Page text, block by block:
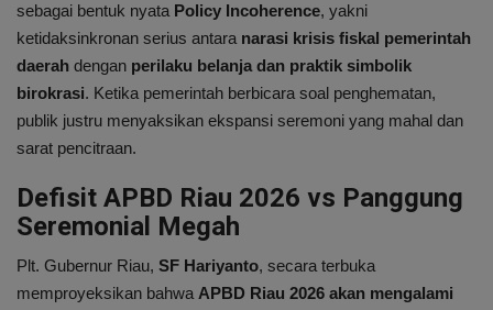
Mitra
Nasional
Pendidikan
Kesehatan
sebagai bentuk nyata Policy Incoherence, yakni
ketidaksinkronan serius antara narasi krisis fiskal pemerintah
daerah dengan perilaku belanja dan praktik simbolik
birokrasi. Ketika pemerintah berbicara soal penghematan,
publik justru menyaksikan ekspansi seremoni yang mahal dan
sarat pencitraan.
Defisit APBD Riau 2026 vs Panggung
Seremonial Megah
Plt. Gubernur Riau, SF Hariyanto, secara terbuka
memproyeksikan bahwaAPBD Riau 2026 akan mengalami